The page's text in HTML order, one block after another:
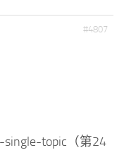
#4807
topic（第24